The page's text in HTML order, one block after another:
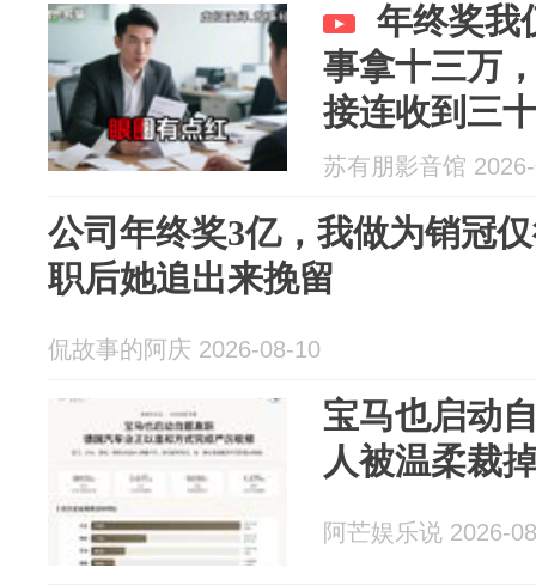
年终奖我
事拿十三万
接连收到三
苏有朋影音馆
公司年终奖3亿，我做为销冠
职后她追出来挽留
侃故事的阿庆 2026-08-10
宝马也启动
人被温柔裁
阿芒娱乐说 2026-